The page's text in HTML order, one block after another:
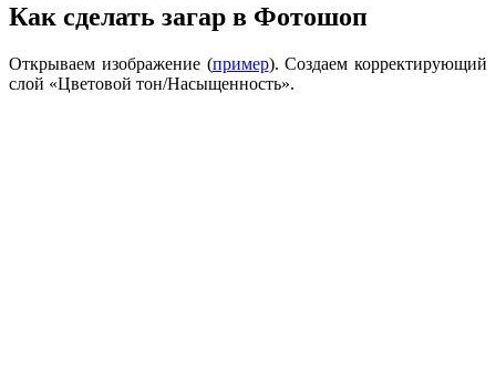
Как сделать загар в Фотошоп
Открываем изображение (пример). Создаем корректирующий
слой «Цветовой тон/Насыщенность».